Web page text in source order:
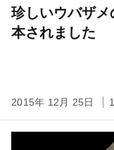
珍しいウバザ
本されました
2015年 12月 25日